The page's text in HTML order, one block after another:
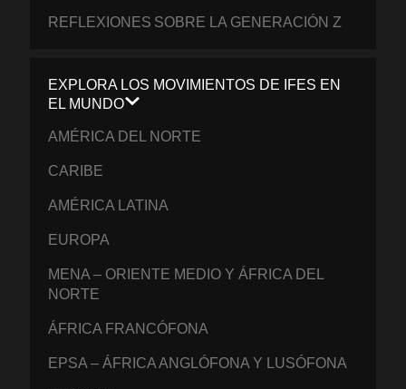
REFLEXIONES SOBRE LA GENERACIÓN Z
EXPLORA LOS MOVIMIENTOS DE IFES EN
EL MUNDO
AMÉRICA DEL NORTE
CARIBE
AMÉRICA LATINA
EUROPA
MENA – ORIENTE MEDIO Y ÁFRICA DEL
NORTE
ÁFRICA FRANCÓFONA
EPSA – ÁFRICA ANGLÓFONA Y LUSÓFONA